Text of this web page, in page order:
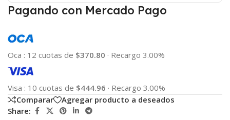
Pagando con Mercado Pago
Oca : 12 cuotas de $370.80 · Recargo 3.00%
Visa : 10 cuotas de $444.96 · Recargo 3.00%
Comparar
Agregar producto a deseados
Share: